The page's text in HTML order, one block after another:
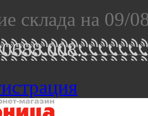
склада на 09/
008.